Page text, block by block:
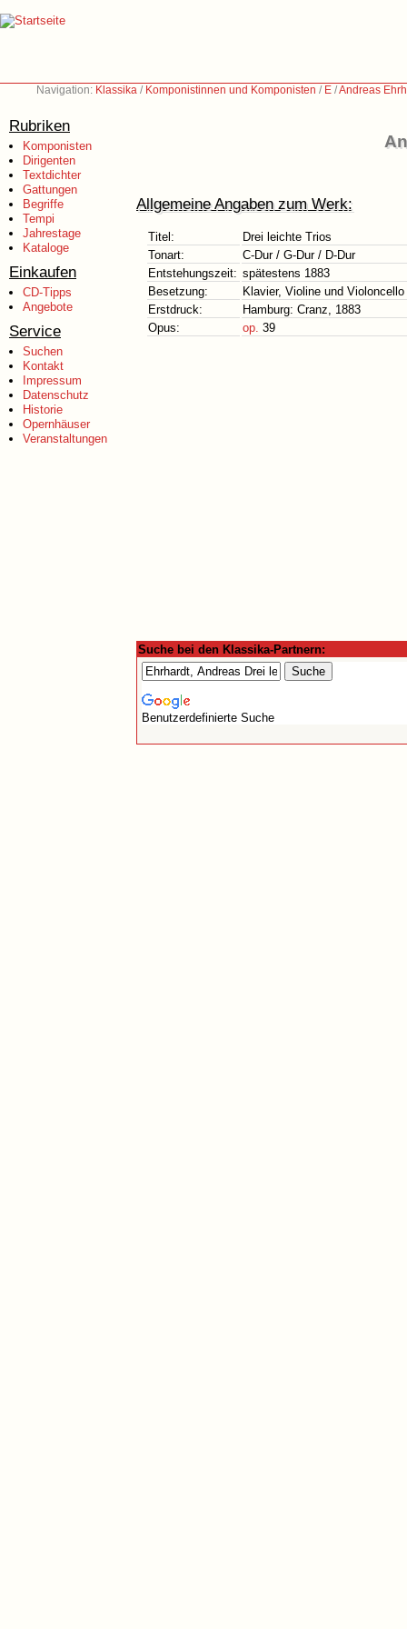
Navigation: Klassika / Komponistinnen und Komponisten / E /Andreas
Rubriken
Komponisten
Dirigenten
Textdichter
Gattungen
Begriffe
Tempi
Jahrestage
Kataloge
Einkaufen
CD-Tipps
Angebote
Service
Suchen
Kontakt
Impressum
Datenschutz
Historie
Opernhäuser
Veranstaltungen
Allgemeine Angaben zum Werk:
Titel:
Drei leichte Trios
Tonart:
C-Dur / G-Dur / D-Dur
Entstehungszeit: spätestens 1883
Besetzung:
Klavier, Violine und Violoncello
Erstdruck:
Hamburg: Cranz, 1883
Opus:
op. 39
Suche bei den Klassika-Partnern:
Benutzerdefinierte Suche